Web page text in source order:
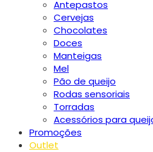
Antepastos
Cervejas
Chocolates
Doces
Manteigas
Mel
Pão de queijo
Rodas sensoriais
Torradas
Acessórios para
Promoções
Outlet